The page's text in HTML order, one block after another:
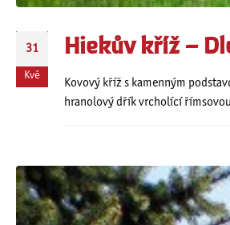
31
Kvě
Hiekův kříž –
Kovový kříž s kamenným
hranolový dřík vrcholící